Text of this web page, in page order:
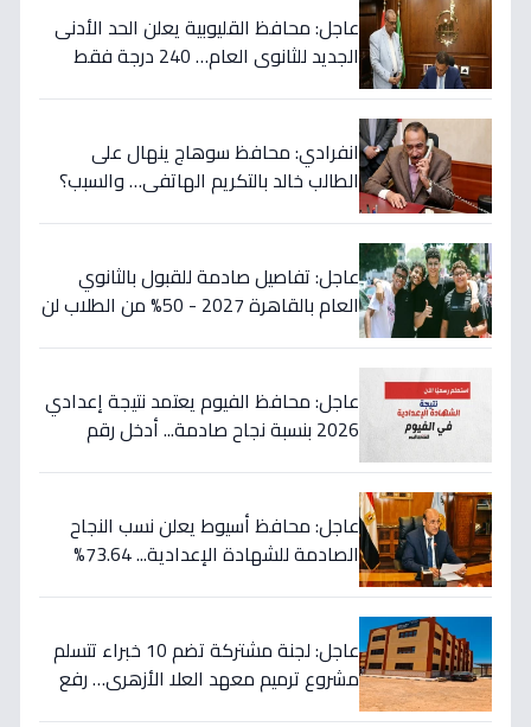
عاجل: محافظ القليوبية يعلن الحد الأدنى
الجديد للثانوي العام… 240 درجة فقط
انفرادي: محافظ سوهاج ينهال على
الطالب خالد بالتكريم الهاتفي… والسبب؟
عاجل: تفاصيل صادمة للقبول بالثانوي
العام بالقاهرة 2027 - 50% من الطلاب لن
عاجل: محافظ الفيوم يعتمد نتيجة إعدادي
2026 بنسبة نجاح صادمة... أدخل رقم
عاجل: محافظ أسيوط يعلن نسب النجاح
الصادمة للشهادة الإعدادية... 73.64%
عاجل: لجنة مشتركة تضم 10 خبراء تتسلم
مشروع ترميم معهد العلا الأزهري… رفع